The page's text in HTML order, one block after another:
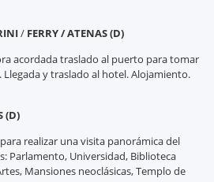
/ FERRY / ATENAS (D)
acordada traslado al puerto para tomar
y traslado al hotel. Alojamiento.
(D)
realizar una visita panorámica del
Parlamento, Universidad, Biblioteca
Mansiones neoclásicas, Templo de